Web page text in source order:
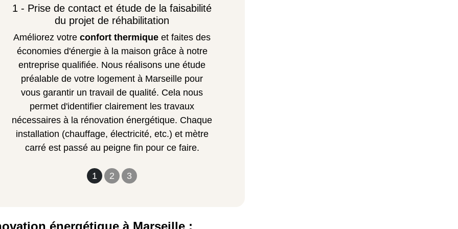
1 2 3
1 - Prise de contact et étude de la faisabilité
du projet de réhabilitation
Améliorez votre confort thermique et faites des
économies d'énergie à la maison grâce à notre
entreprise qualifiée. Nous réalisons une étude
préalable de votre logement à Marseille pour
vous garantir un travail de qualité. Cela nous
permet d'identifier clairement les travaux
nécessaires à la rénovation énergétique. Chaque
installation (chauffage, électricité, etc.) et mètre
carré est passé au peigne fin pour ce faire.
énergétique à Marseille :